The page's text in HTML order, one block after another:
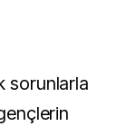
sorunlarla